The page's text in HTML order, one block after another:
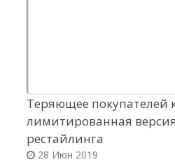
Теряющее покупателей
лимитированная
рестайлинга
28 Июн 2019